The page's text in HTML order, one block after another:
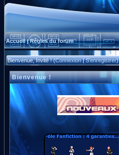
Accueil|Règles du forum
Bienvenue, Invité ! (Connexion|S'enregistrer)
Bienvenue !